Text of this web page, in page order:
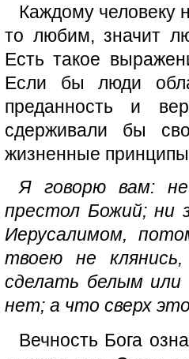
Каждому человеку
то любим, значит
Есть такое
Если бы люди
преданность и
сдерживали бы
жизненные
Я говорю вам:
престол Божий; ни
Иерусалимом,
твоею не
сделать белым
нет; а что сверх
Вечность Бога